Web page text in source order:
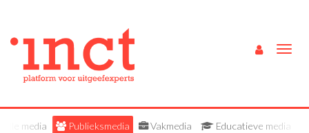
Alle media Publieksmedia Vakmedia Educatieve media